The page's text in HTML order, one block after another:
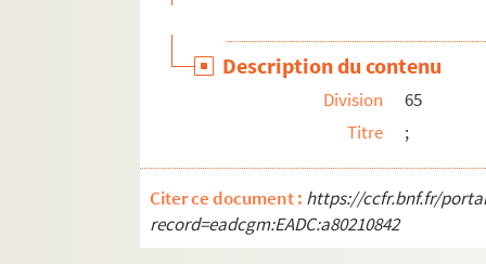
432. Une lettre de Gevaert et quatre de
434. Lettre de J.-B. Stratius, relative aux
Ms Chiflet 98. Lettres écrites à divers
Ms Chiflet 99. Correspondances diverses, etc.
Ms Chiflet 100. Correspondance de Philippe
Ms Chiflet 101. Lettres écrites à Jean-
Description du contenu
Division
65
Titre
;
Citer ce document : https://ccfr.bnf.fr/
record=eadcgm:EADC:a80210842